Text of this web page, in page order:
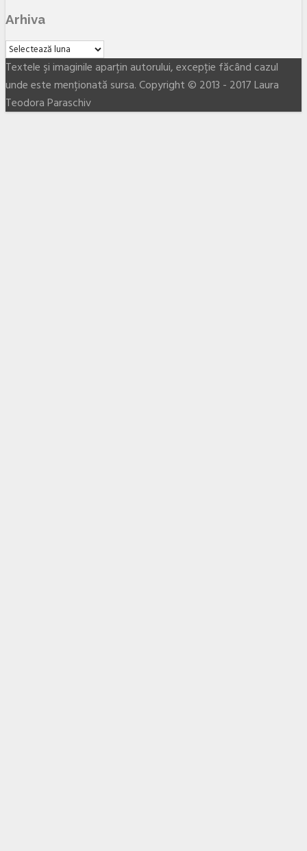
Arhiva
Arhiva
Textele şi imaginile aparţin autorului, excepţie făcând cazul
unde este menţionată sursa. Copyright © 2013 - 2017 Laura
Teodora Paraschiv